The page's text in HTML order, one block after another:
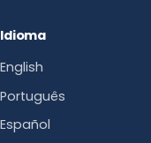
Idioma
English
Português
Español